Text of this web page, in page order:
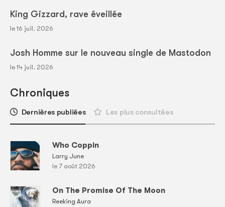
King Gizzard, rave éveillée
le 16 juil. 2026
Josh Homme sur le nouveau single de Mastodon
le 14 juil. 2026
Chroniques
Dernières publiées Les plus consultées
Who Coppin
Larry June
le 7 août 2026
On The Promise Of The Moon
Reeking Aura